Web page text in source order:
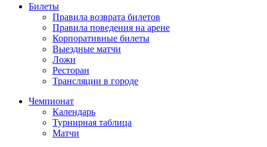
Билеты
Правила возврата билетов
Правила поведения на арене
Корпоративные билеты
Выездные матчи
Ложи
Ресторан
Трансляции в городе
Чемпионат
Календарь
Турнирная таблица
Матчи